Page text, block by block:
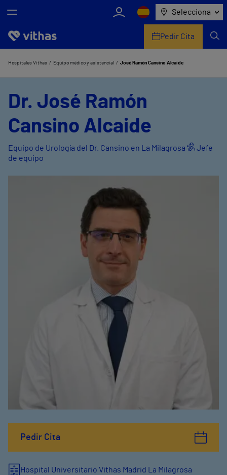
Selecciona
Nosotros
Información útil
Pedir Cita
Hospitales Vithas Equipo médico y asistencial José Ramón Cansino Alcaide
Pedir Cita
Dr. José Ramón
Cansino Alcaide
Equipo de Urología del Dr. Cansino en La Milagrosa
Jefe
de equipo
Hospital Universitario Vithas Madrid La Milagrosa